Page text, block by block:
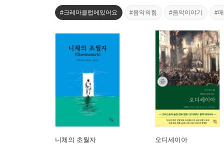
#크레마클럽에있어요 #음악의힘 #음악이야기 #
니체의 초월자 오디세이아